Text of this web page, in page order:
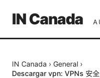
IN Canada
IN Canada › General ›
Descargar vpn: VPNs 安